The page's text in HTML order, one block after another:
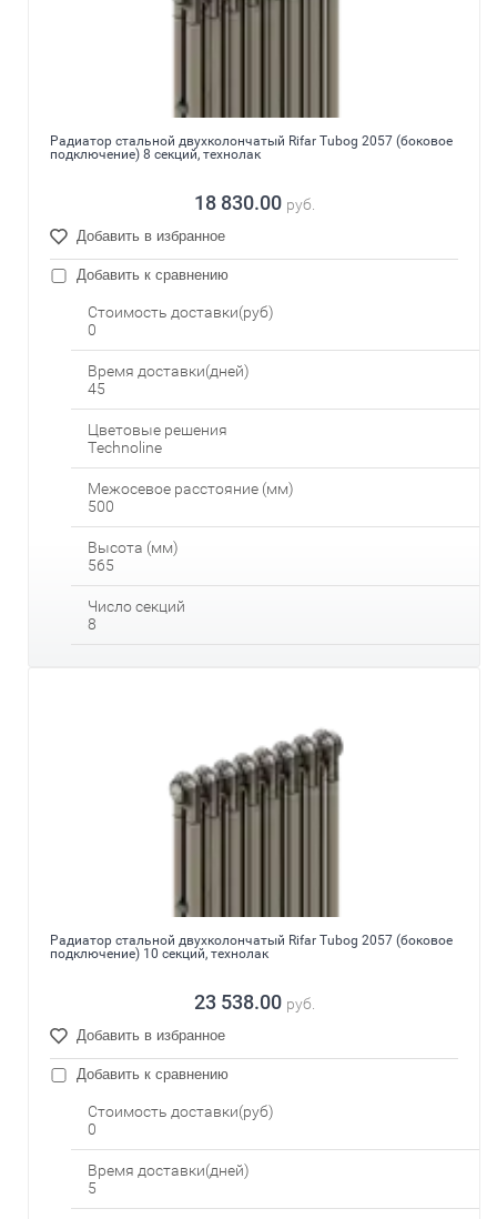
Радиатор стальной двухколончатый Rifar Tubog 2057 (боковое
подключение) 8 секций, технолак
18 830.00 руб.
Добавить в избранное
Добавить к сравнению
Стоимость доставки(руб)
0
Время доставки(дней)
45
Цветовые решения
Technoline
Межосевое расстояние (мм)
500
Высота (мм)
565
Число секций
8
Радиатор стальной двухколончатый Rifar Tubog 2057 (боковое
подключение) 10 секций, технолак
23 538.00 руб.
Добавить в избранное
Добавить к сравнению
Стоимость доставки(руб)
0
Время доставки(дней)
5